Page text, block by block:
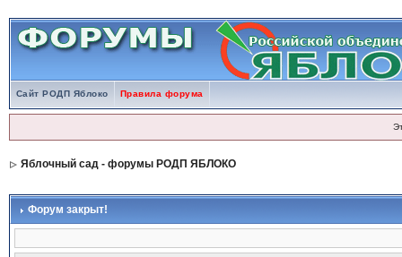
Сайт РОДП Яблоко Правила форума
Яблочный сад - форумы РОДП ЯБЛОКО
Форум закрыт!